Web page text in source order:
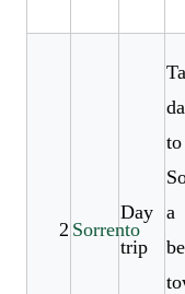
2 Sorrento
Day
trip
to
a